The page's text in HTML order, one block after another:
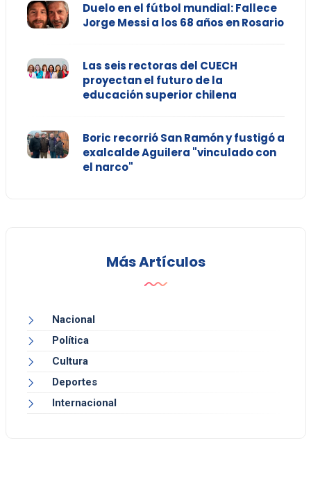
Duelo en el fútbol mundial: Fallece
Jorge Messi a los 68 años en Rosario
Las seis rectoras del CUECH
proyectan el futuro de la
educación superior chilena
Boric recorrió San Ramón y fustigó a
exalcalde Aguilera "vinculado con
el narco"
Más Artículos
Nacional
Política
Cultura
Deportes
Internacional